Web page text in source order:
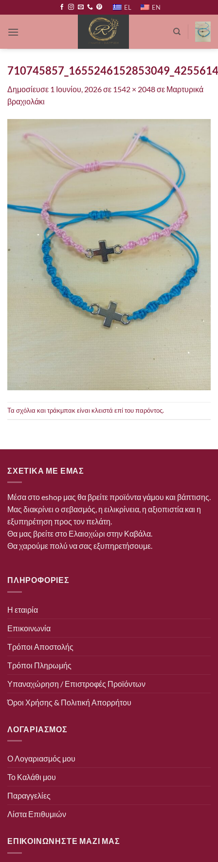
στο
περιεχόμενο
EL EN
Δημοσίευσε 1 Ιουνίου, 2026σε 1542 × 2048σε Μαρτυρικά
βραχιολάκι
Τα σχόλια και τράκμπακ είναι κλειστά επί του παρόντος.
ΣΧΕΤΙΚΑ ΜΕ ΕΜΑΣ
Μέσα στο eshop μας θα βρείτε προϊόντα γάμου και βάπτισης.
Μας διακρίνει ο σεβασμός, η ειλικρίνεια, η αξιοπιστία και η
εξυπηρέτηση προς τον πελάτη.
Θα μας βρείτε στο Ελαιοχώρι στην Καβάλα.
Θα χαρούμε πολύ να σας εξυπηρετήσουμε.
ΠΛΗΡΟΦΟΡΙΕΣ
Η εταιρία
Επικοινωνία
Τρόποι Αποστολής
Τρόποι Πληρωμής
Υπαναχώρηση / Επιστροφές Προϊόντων
Όροι Χρήσης & Πολιτική Απορρήτου
ΛΟΓΑΡΙΑΣΜΟΣ
Ο Λογαριασμός μου
Το Καλάθι μου
Παραγγελίες
Λίστα Επιθυμιών
ΕΠΙΚΟΙΝΩΝΗΣΤΕ ΜΑΖΙ ΜΑΣ